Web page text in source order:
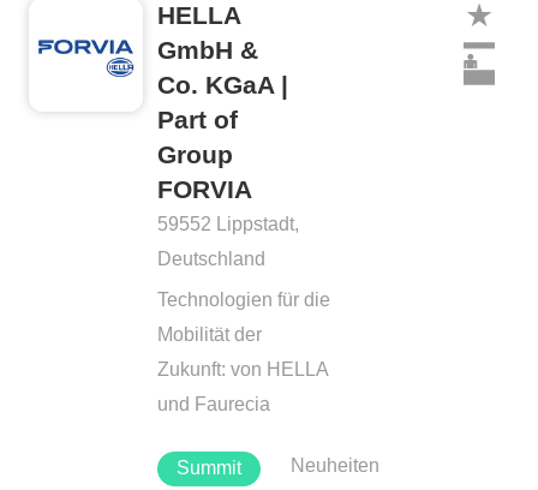
HELLA
GmbH &
Co. KGaA |
Part of
Group
FORVIA
59552 Lippstadt,
Deutschland
Technologien für die
Mobilität der
Zukunft: von HELLA
und Faurecia
Neuheiten
Summit